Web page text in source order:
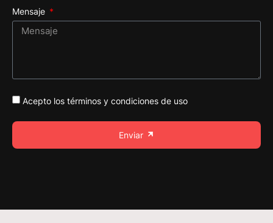
Mensaje
Acepto los términos y condiciones de uso
Enviar